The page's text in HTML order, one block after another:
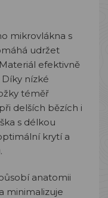
mikrovlákna s
udržet
efektivně
nízké
téměř
delších bězích i
s délkou
krytí a
anatomii
minimalizuje